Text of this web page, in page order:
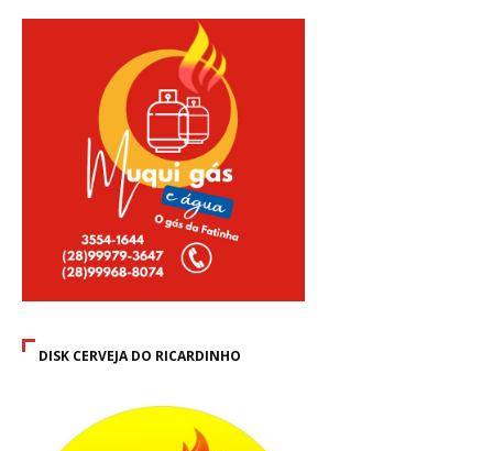
DISK CERVEJA DO RICARDINHO